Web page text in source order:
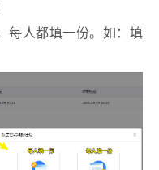
每人都填一份。如：填